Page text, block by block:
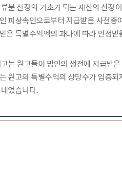
분 산정의 기초가 되는 재산의 산정
피상속인으로부터 지급받은 사전
은 특별수익엑의 과다에 따라 인정
는 원고들이 망인의 생전에 지급받
원고의 특별수익의 상당수가 입증
었습니다.